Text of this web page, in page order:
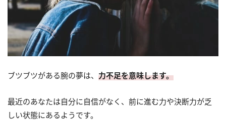
ブツブツがある腕の夢は、 力不足を意味します。
最近のあなたは自分に自信がなく、前に進む力や決断力が乏
しい状態にあるようです。